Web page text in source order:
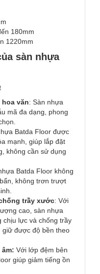
180mm
1220mm
sàn nhựa
hoa văn: Sàn nhựa
mã đa dạng, phong
Batda Floor được
mạnh, giúp lắp đặt
không cần sử dụng
Batda Floor không
không trơn trượt
trầy xước: Với
cao, sàn nhựa
chịu lực và chống trầy
giữ được độ bền theo
Với lớp đệm bên
giúp giảm tiếng ồn